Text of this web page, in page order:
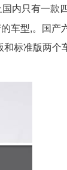
内只有一款
车型,。国
标准版两